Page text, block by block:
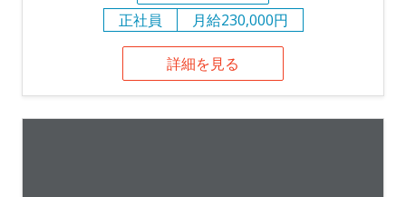
正社員
月給230,000円
詳細を見る